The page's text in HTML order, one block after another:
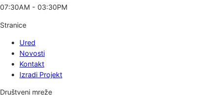
07:30AM - 03:30PM
Stranice
Ured
Novosti
Kontakt
Izradi Projekt
Društveni mreže